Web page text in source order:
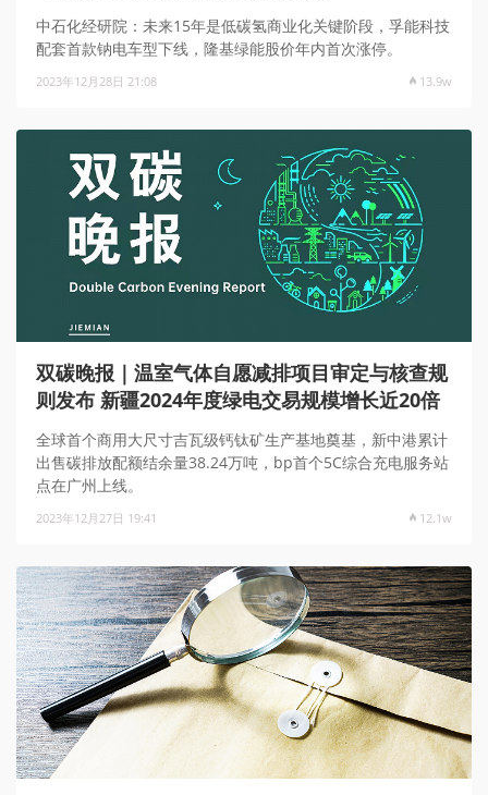
中石化经研院：未来15年是低碳氢商业化关键阶段，孚能科技
配套首款钠电车型下线，隆基绿能股价年内首次涨停。
2023年12月28日 21:08 13.9w
双碳晚报｜温室气体自愿减排项目审定与核查规
则发布 新疆2024年度绿电交易规模增长近20倍
全球首个商用大尺寸吉瓦级钙钛矿生产基地奠基，新中港累计
出售碳排放配额结余量38.24万吨，bp首个5C综合充电服务站
点在广州上线。
2023年12月27日 19:41 12.1w